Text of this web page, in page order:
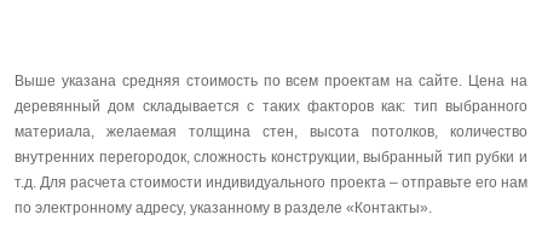
Выше указана средняя стоимость по всем проектам на сайте. Цена на
деревянный дом складывается с таких факторов как: тип выбранного
материала, желаемая толщина стен, высота потолков, количество
внутренних перегородок, сложность конструкции, выбранный тип рубки и
т.д. Для расчета стоимости индивидуального проекта – отправьте его нам
по электронному адресу, указанному в разделе «Контакты».